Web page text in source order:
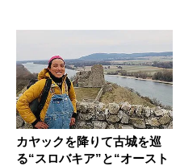
カヤックを降りて古城を巡
る“スロバキア”と“オースト